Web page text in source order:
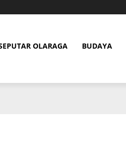
OLARAGA BUDAYA